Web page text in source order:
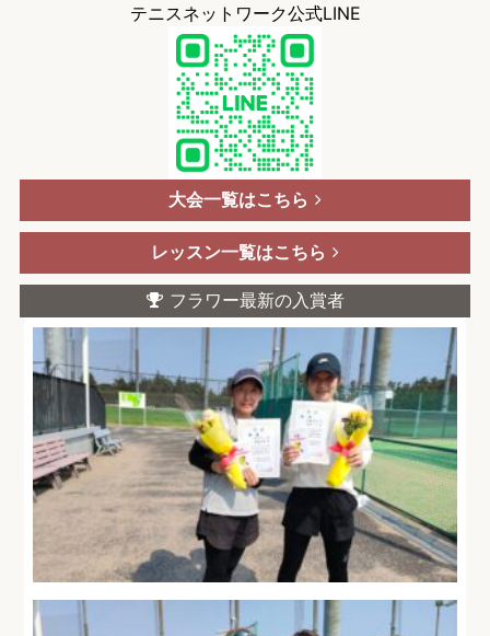
テニスネットワーク公式LINE
大会一覧はこちら
レッスン一覧はこちら
フラワー最新の入賞者